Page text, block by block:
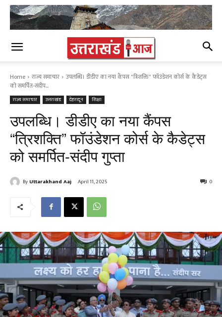
Home राज्य समाचार
उपलब्धि। डीडीए का नया कैंपस "त्रिशक्ति" फॉउंडेशन कोर्स के कैडेट्स
को समर्पित-संदीप...
राज्य समाचार उत्तराखंड देहरादून शिक्षा
उपलब्धि। डीडीए का नया कैंपस
“त्रिशक्ति” फॉउंडेशन कोर्स के कैडेट्स
को समर्पित-संदीप गुप्ता
By Uttarakhand Aaj April 11, 2025 0